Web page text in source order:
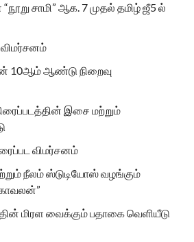
சாமி” ஆக. 7 முதல் தமிழ் ஜீ5 ல்
விமர்சனம்
10ஆம் ஆண்டு நிறைவு
இசை மற்றும்
விமர்சனம்
நீலம் ஸ்டுடியோஸ் வழங்கும்
மிரள வைக்கும் பதாகை வெளியீடு